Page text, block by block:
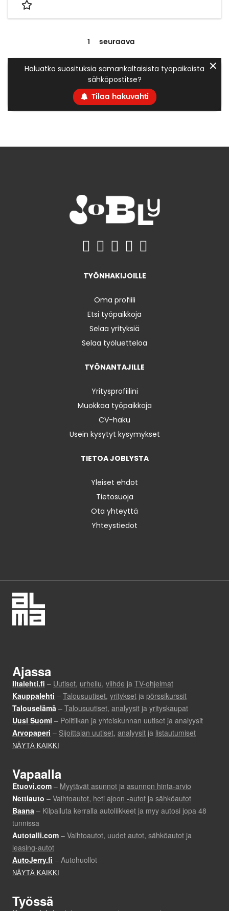
1 seuraava
Haluatko suosituksia samankaltaisista työpaikoista
sähköpostitse?
Tilaa hakuvahti
✕
TYÖNHAKIJOILLE
Oma profiili
Etsi työpaikkoja
Selaa yrityksiä
Selaa työluetteloa
TYÖNANTAJILLE
Yritysprofiilini
Muokkaa työpaikkoja
CV-haku
Usein kysytyt kysymykset
TIETOA JOBLYSTA
Yleiset ehdot
Tietosuoja
Ota yhteyttä
Yhteystiedot